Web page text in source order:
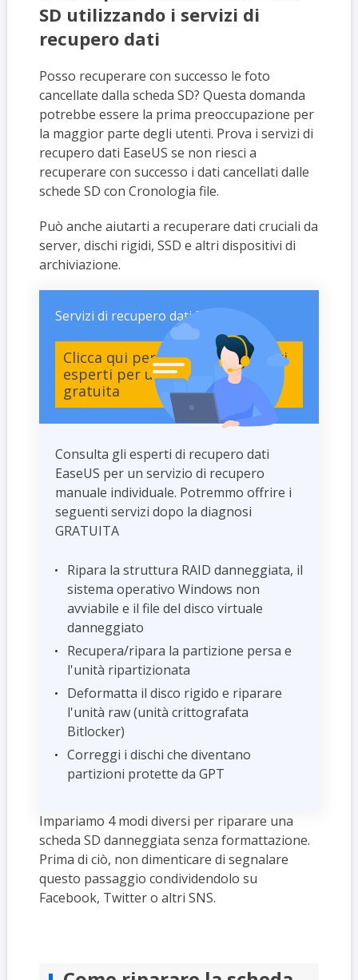
SD utilizzando i servizi di
recupero dati
Posso recuperare con successo le foto
cancellate dalla scheda SD? Questa domanda
potrebbe essere la prima preoccupazione per
la maggior parte degli utenti. Prova i servizi di
recupero dati EaseUS se non riesci a
recuperare con successo i dati cancellati dalle
schede SD con Cronologia file.
Può anche aiutarti a recuperare dati cruciali da
server, dischi rigidi, SSD e altri dispositivi di
archiviazione.
Servizi di recupero dati EaseUS
Clicca qui per contattare i nostri
esperti per una valutazione
gratuita
Consulta gli esperti di recupero dati
EaseUS per un servizio di recupero
manuale individuale. Potremmo offrire i
seguenti servizi dopo la diagnosi
GRATUITA
Ripara la struttura RAID danneggiata, il
sistema operativo Windows non
avviabile e il file del disco virtuale
danneggiato
Recupera/ripara la partizione persa e
l'unità ripartizionata
Deformatta il disco rigido e riparare
l'unità raw (unità crittografata
Bitlocker)
Correggi i dischi che diventano
partizioni protette da GPT
Impariamo 4 modi diversi per riparare una
scheda SD danneggiata senza formattazione.
Prima di ciò, non dimenticare di segnalare
questo passaggio condividendolo su
Facebook, Twitter o altri SNS.